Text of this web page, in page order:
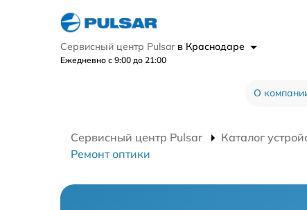
Сервисный центр Pulsar в Краснодаре
Ежедневно с 9:00 до 21:00
О
Сервисный центр Pulsar Каталог
Ремонт оптики